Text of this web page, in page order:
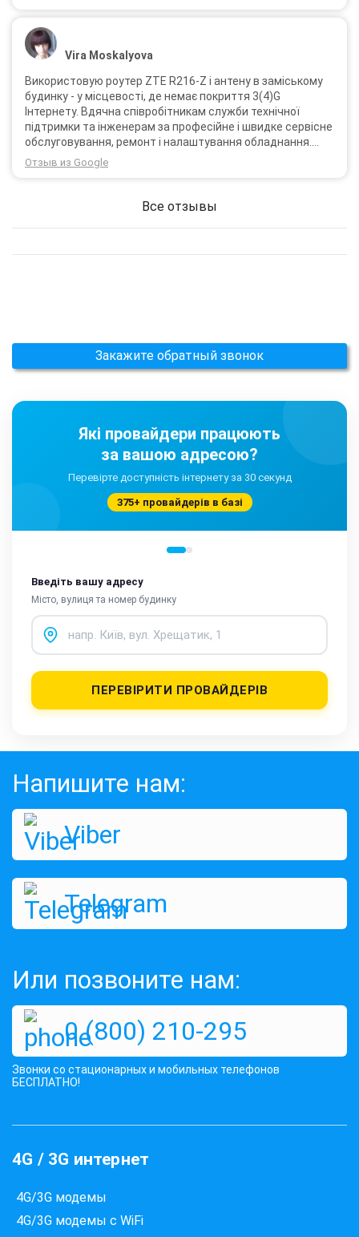
Vira Moskalyova
Використовую роутер ZTE R216-Z і антену в заміському
будинку - у місцевості, де немає покриття 3(4)G
Інтернету. Вдячна співробітникам служби технічної
підтримки та інженерам за професійне і швидке сервісне
обслуговування, ремонт і налаштування обладнання.
Через 3 роки після покупки я не шкодую про прийняте
тоді рішення придбати обладнання в компанії 3G star
Отзыв из Google
Все отзывы
Закажите обратный звонок
Які провайдери працюють
за вашою адресою?
Перевірте доступність інтернету за 30 секунд
375+ провайдерів в базі
Введіть вашу адресу
Місто, вулиця та номер будинку
ПЕРЕВІРИТИ ПРОВАЙДЕРІВ
Напишите нам:
Viber
Telegram
Или позвоните нам:
0 (800) 210-295
Звонки со стационарных и мобильных телефонов
БЕСПЛАТНО!
4G / 3G интернет
4G/3G модемы
4G/3G модемы с WiFi